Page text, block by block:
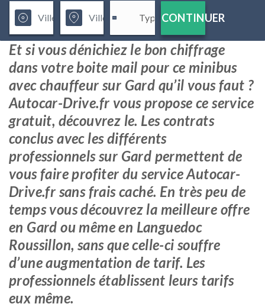
CONTINUER
Et si vous dénichiez le bon chiffrage
dans votre boite mail pour ce minibus
avec chauffeur sur Gard qu’il vous faut ?
Autocar-Drive.fr vous propose ce service
gratuit, découvrez le. Les contrats
conclus avec les différents
professionnels sur Gard permettent de
vous faire profiter du service Autocar-
Drive.fr sans frais caché. En très peu de
temps vous découvrez la meilleure offre
en Gard ou même en Languedoc
Roussillon, sans que celle-ci souffre
d’une augmentation de tarif. Les
professionnels établissent leurs tarifs
eux même.